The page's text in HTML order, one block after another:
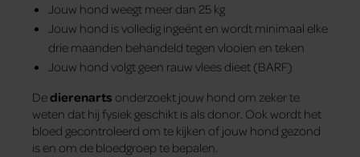
Jouw hond weegt meer dan 25 kg
Jouw hond is volledig ingeënt en wordt minimaal elke
drie maanden behandeld tegen vlooien en teken
Jouw hond volgt geen rauw vlees dieet (BARF)
Dedierenarts onderzoekt jouw hond om zeker te
weten dat hij fysiek geschikt is als donor. Ook wordt het
bloed gecontroleerd om te kijken of jouw hond gezond
is en om de bloedgroep te bepalen.